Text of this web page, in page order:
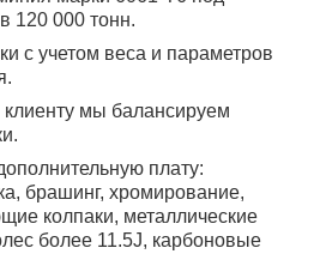
120 000 тонн.
с учетом веса и параметров
мы балансируем
плату:
брашинг, хромирование,
колпаки, металлические
более 11.5J, карбоновые